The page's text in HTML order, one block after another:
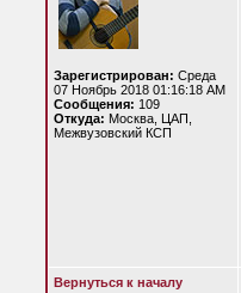
Зарегистрирован: Среда
07 Ноябрь 2018 01:16:18 AM
Сообщения: 109
Откуда: Москва, ЦАП,
Межвузовский КСП
Вернуться к началу